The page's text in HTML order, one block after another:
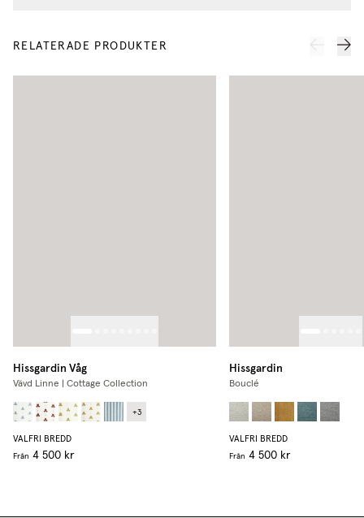
RELATERADE PRODUKTER
Hissgardin Våg
Vävd Linne | Cottage Collection
+3
VALFRI BREDD
Från 4 500 kr
Hissgardin
Bouclé
VALFRI BREDD
Från 4 500 kr